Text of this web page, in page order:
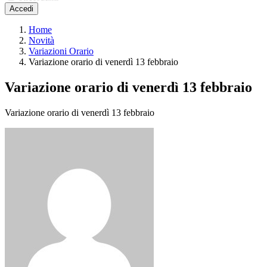
Accedi
Home
Novità
Variazioni Orario
Variazione orario di venerdì 13 febbraio
Variazione orario di venerdì 13 febbraio
Variazione orario di venerdì 13 febbraio